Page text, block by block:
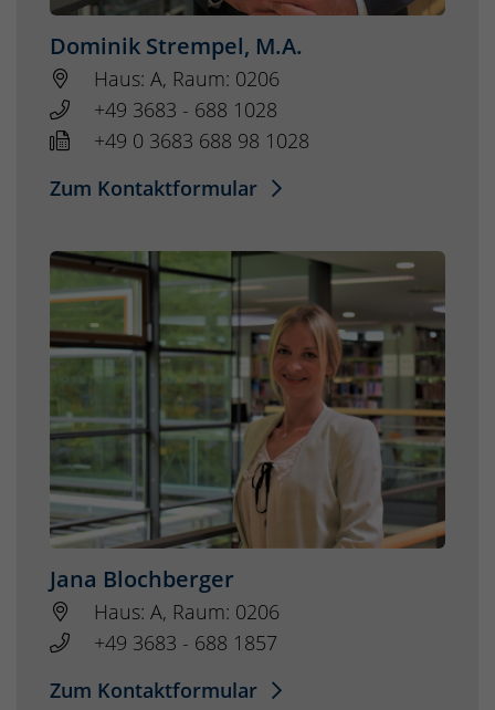
Dominik Strempel, M.A.
Haus: A, Raum: 0206
+49 3683 - 688 1028
+49 0 3683 688 98 1028
Zum Kontaktformular
Jana Blochberger
Haus: A, Raum: 0206
+49 3683 - 688 1857
Zum Kontaktformular